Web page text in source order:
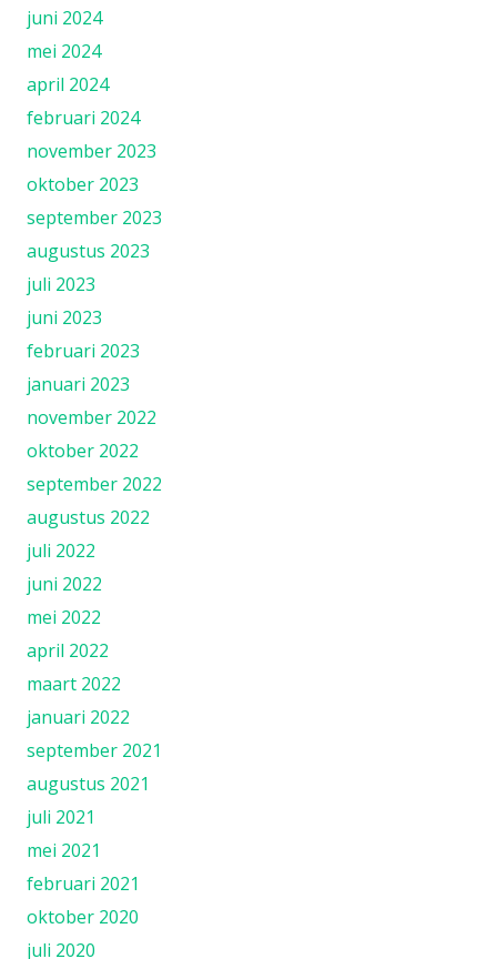
juni 2024
mei 2024
april 2024
februari 2024
november 2023
oktober 2023
september 2023
augustus 2023
juli 2023
juni 2023
februari 2023
januari 2023
november 2022
oktober 2022
september 2022
augustus 2022
juli 2022
juni 2022
mei 2022
april 2022
maart 2022
januari 2022
september 2021
augustus 2021
juli 2021
mei 2021
februari 2021
oktober 2020
juli 2020